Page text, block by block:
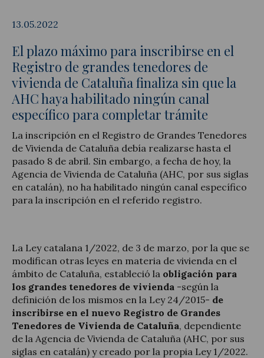
Legal Update
News and Articles
13.05.2022
El plazo máximo para inscribirse en el
Registro de grandes tenedores de
vivienda de Cataluña finaliza sin que la
AHC haya habilitado ningún canal
específico para completar trámite
La inscripción en el Registro de Grandes Tenedores
de Vivienda de Cataluña debía realizarse hasta el
pasado 8 de abril. Sin embargo, a fecha de hoy, la
Agencia de Vivienda de Cataluña (AHC, por sus siglas
en catalán), no ha habilitado ningún canal específico
para la inscripción en el referido registro.
La Ley catalana 1/2022, de 3 de marzo, por la que se
modifican otras leyes en materia de vivienda en el
ámbito de Cataluña, estableció la obligación para
los grandes tenedores de vivienda -según la
definición de los mismos en la Ley 24/2015- de
inscribirse en el nuevo Registro de Grandes
Tenedores de Vivienda de Cataluña, dependiente
de la Agencia de Vivienda de Cataluña (AHC, por sus
siglas en catalán) y creado por la propia Ley 1/2022.